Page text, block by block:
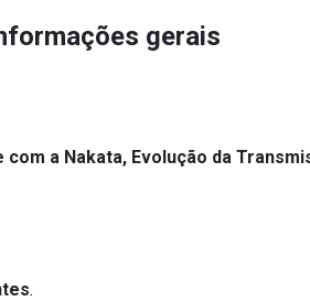
gerais
a Nakata, Evolução da
.